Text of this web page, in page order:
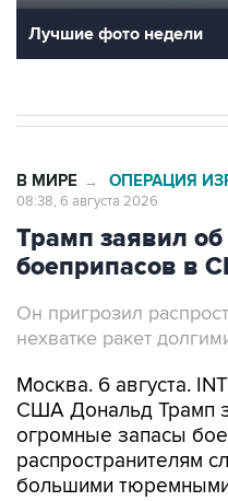
Лучшие фото недели
В МИРЕ → ОПЕРАЦИЯ
08:38, 6 августа 2026
Трамп заявил
боеприпасов в
Он пригрозил
нехватке ракет
Москва. 6 августа.
США Дональд Трамп
огромные запасы
распространителям
большими